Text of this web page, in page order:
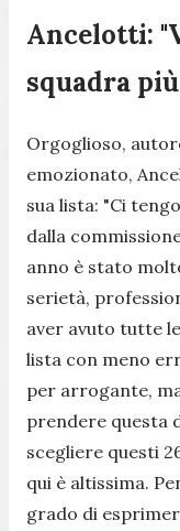
Ancelotti:
squadra
Orgoglioso,
emozionato,
sua lista: "Ci
dalla
anno è stato
serietà,
aver avuto tutte
lista con meno
per arrogante,
prendere questa
scegliere questi
qui è altissima.
grado di